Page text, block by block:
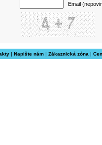
Email
| Napište nám| Zákaznická zóna |